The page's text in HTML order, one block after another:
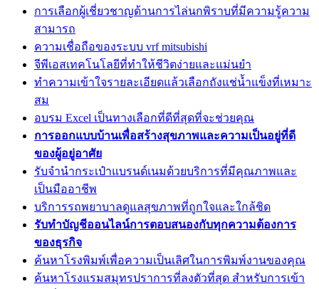
การเลือกผู้เชี่ยวชาญด้านการไล่นกพิราบที่มีความรู้ความ
สามารถ
ความเชื่อถือของระบบ vrf mitsubishi
จีพีเอสเทคโนโลยีที่ทำให้ชีวิตง่ายและแม่นยำ
ทำความเข้าใจรายละเอียดแล้วเลือกถังแช่น้ำแข็งที่เหมาะ
สม
อบรม Excel เป็นทางเลือกที่ดีที่สุดที่จะช่วยคุณ
การออกแบบบ้านเพื่อสร้างสุขภาพและความเป็นอยู่ที่ดี
ของผู้อยู่อาศัย
รับจำนำกระเป๋าแบรนด์เนมด้วยบริการที่มีคุณภาพและ
เป็นมืออาชีพ
บริการรถพยาบาลดูแลสุขภาพที่ถูกใจและใกล้ชิด
รับทำบัญชีออนไลน์การตอบสนองกับทุกความต้องการ
ของธุรกิจ
ค้นหาโรงพิมพ์เพื่อความเป็นเลิศในการพิมพ์งานของคุณ
ค้นหาโรงแรมสมุทรปราการที่ลงตัวที่สุด สำหรับการเข้า